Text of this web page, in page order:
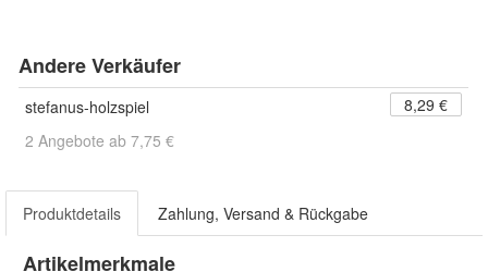
Andere Verkäufer
stefanus-holzspiel
8,29 €
2 Angebote ab 7,75 €
Produktdetails Zahlung, Versand & Rückgabe
Artikelmerkmale